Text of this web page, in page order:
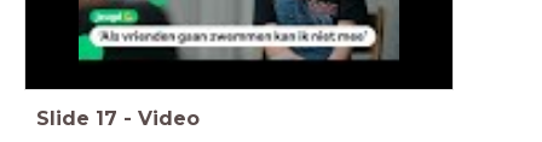
Slide 17 - Video